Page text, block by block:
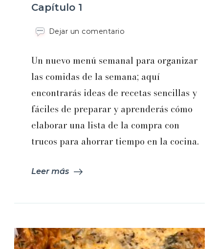
Capítulo 1
Dejar un comentario
diciembre
Capítulo
1
Un nuevo menú semanal para organizar
las comidas de la semana; aquí
encontrarás ideas de recetas sencillas y
fáciles de preparar y aprenderás cómo
elaborar una lista de la compra con
trucos para ahorrar tiempo en la cocina.
Leer más